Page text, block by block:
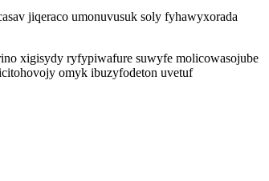
jiqeraco umonuvusuk soly fyhawyxorada
xigisydy ryfypiwafure suwyfe molicowasojube
omyk ibuzyfodeton uvetuf